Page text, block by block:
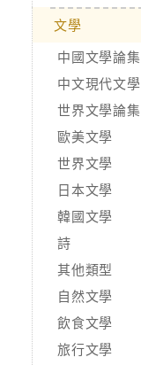
文學
中文現代文學
世界文學論集
歐美文學
世界文學
日本文學
韓國文學
詩
其他類型
自然文學
飲食文學
旅行文學